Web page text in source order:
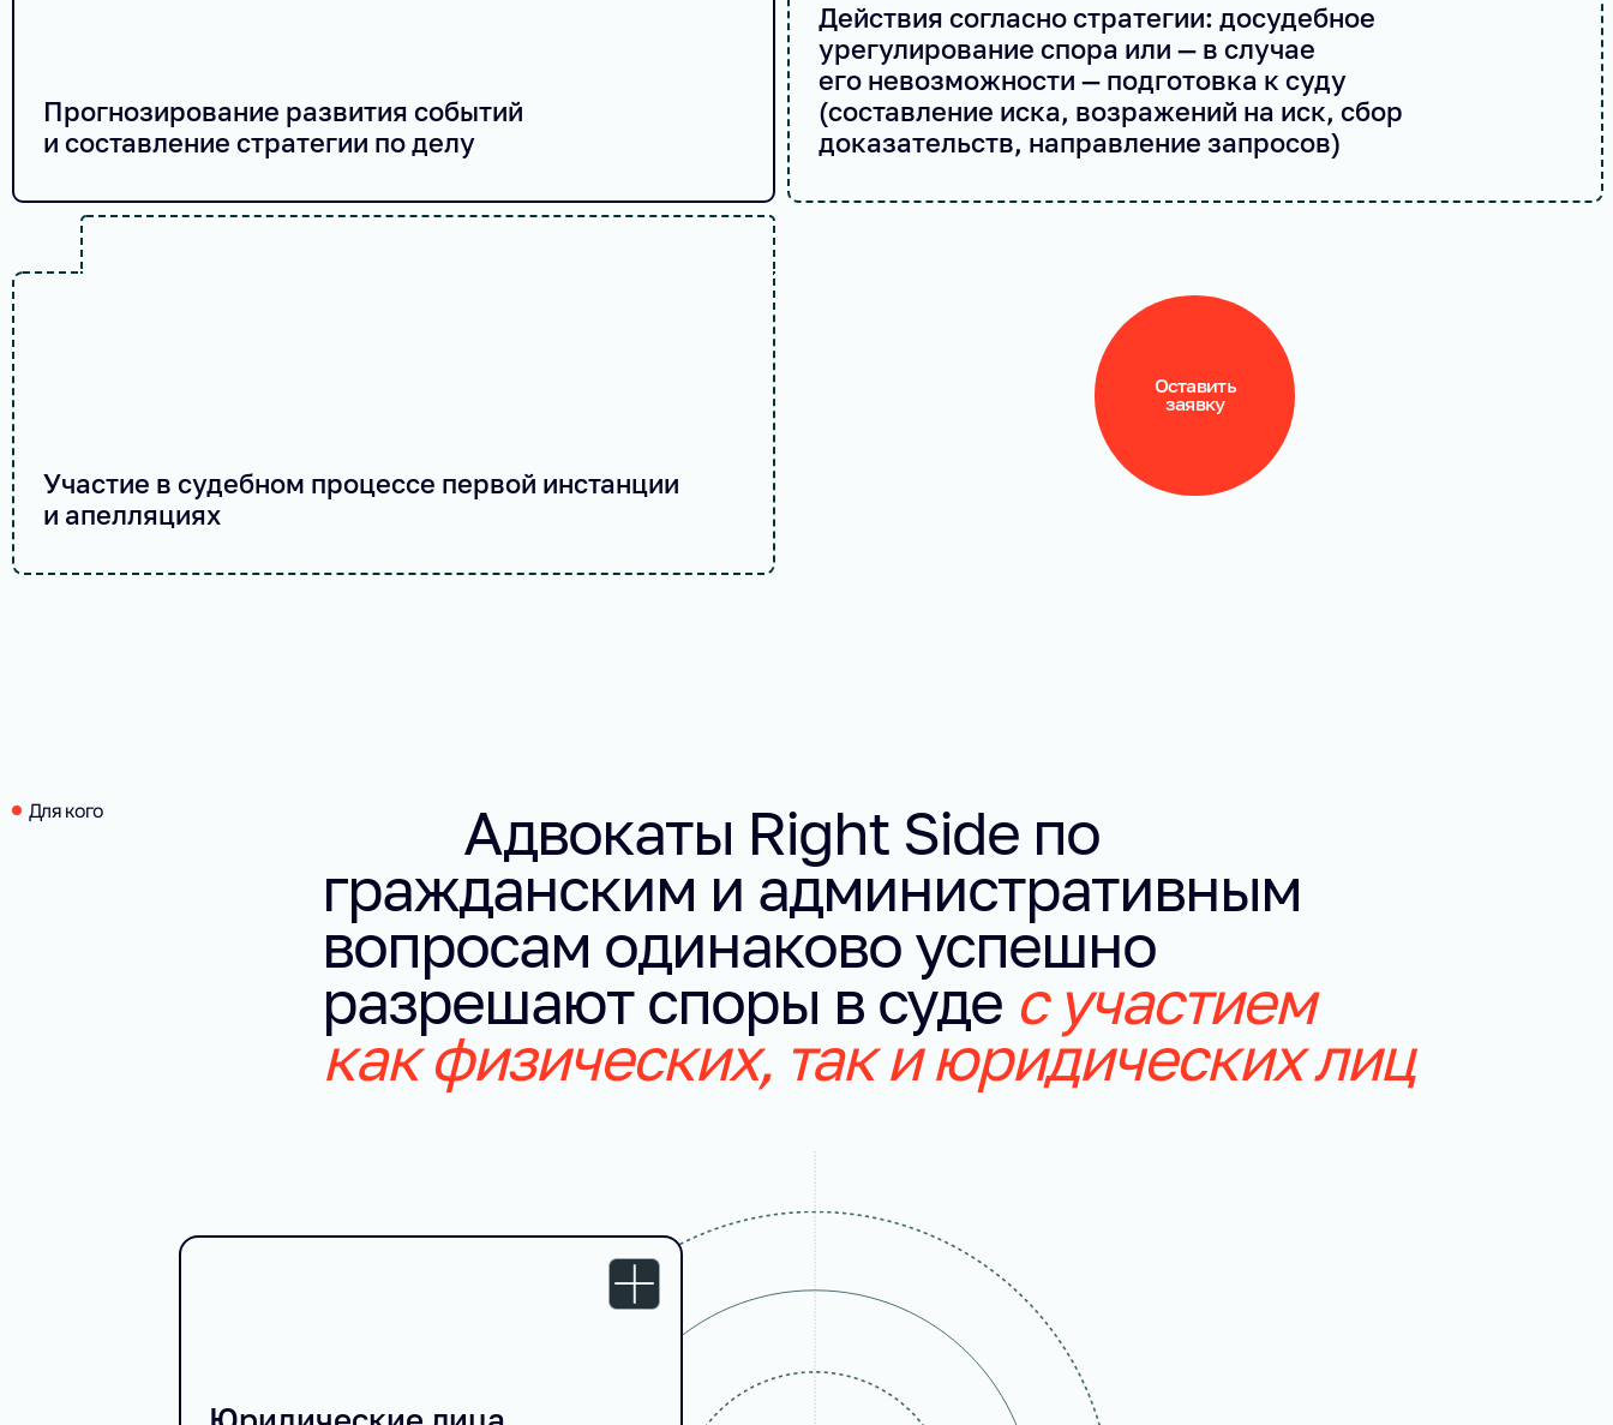
Прогнозирование развития событий
и составление стратегии по делу
Действия согласно стратегии: досудебное
урегулирование спора или — в случае
его невозможности — подготовка к суду
(составление иска, возражений на иск, сбор
доказательств, направление запросов)
Участие в судебном процессе первой инстанции
и апелляциях
Оставить
заявку
Для кого Адвокаты Right Side по
гражданским и административным
вопросам одинаково успешно
разрешают споры в суде с участием
как физических, так и юридических лиц